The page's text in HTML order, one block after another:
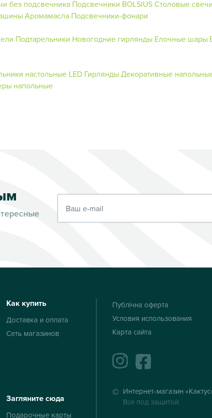
без подсвечника Подсвечники BOLSIUSСтоловые свечи
Аромамасла Подсвечники-фонари
Подтарельники Новогодние гирлянды Елочные шары
настольные LED ГирляндыДекоративные
напольные
Как купить
Доставка и оплата
Сеть магазинов
Загляните сюда
Подарочные карты
Публічна оферта
Условия использования
Карта сайта
instagramfacebook
Интернет-магазин
Все под защитой.